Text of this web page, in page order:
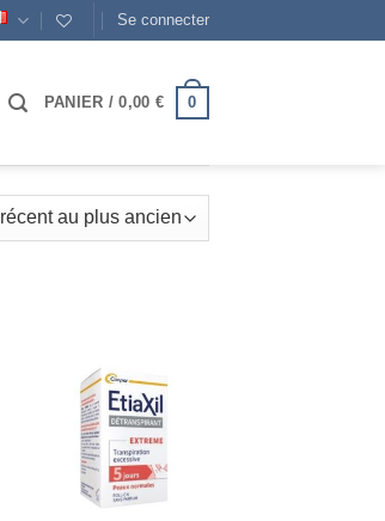
Se connecter
PANIER /0,00 € 0
AJOUTER
À MES
FAVORIS